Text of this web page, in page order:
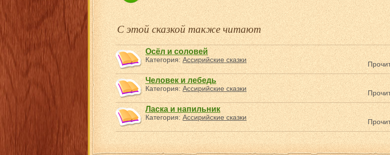
С этой сказкой также читают
Осёл и соловей
Категория:Ассирийские сказки
Человек и лебедь
Категория:Ассирийские сказки
Ласка и напильник
Категория:Ассирийские сказки